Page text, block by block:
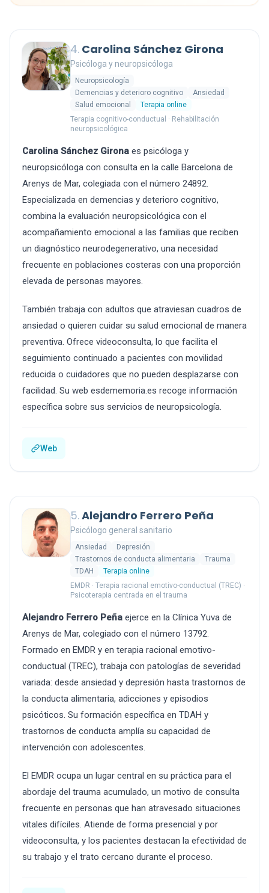
4. Carolina Sánchez Girona
Psicóloga y neuropsicóloga
Neuropsicología
Demencias y deterioro cognitivo
Ansiedad
Salud emocional
Terapia online
Terapia cognitivo-conductual · Rehabilitación
neuropsicológica
Carolina Sánchez Girona es psicóloga y
neuropsicóloga con consulta en la calle Barcelona de
Arenys de Mar, colegiada con el número 24892.
Especializada en demencias y deterioro cognitivo,
combina la evaluación neuropsicológica con el
acompañamiento emocional a las familias que reciben
un diagnóstico neurodegenerativo, una necesidad
frecuente en poblaciones costeras con una proporción
elevada de personas mayores.
También trabaja con adultos que atraviesan cuadros de
ansiedad o quieren cuidar su salud emocional de manera
preventiva. Ofrece videoconsulta, lo que facilita el
seguimiento continuado a pacientes con movilidad
reducida o cuidadores que no pueden desplazarse con
facilidad. Su web esdememoria.es recoge información
específica sobre sus servicios de neuropsicología.
Web
5.Alejandro Ferrero Peña
Psicólogo general sanitario
Ansiedad
Depresión
Trastornos de conducta alimentaria
Trauma
TDAH
Terapia online
EMDR · Terapia racional emotivo-conductual (TREC) ·
Psicoterapia centrada en el trauma
Alejandro Ferrero Peña ejerce en la Clínica Yuva de
Arenys de Mar, colegiado con el número 13792.
Formado en EMDR y en terapia racional emotivo-
conductual (TREC), trabaja con patologías de severidad
variada: desde ansiedad y depresión hasta trastornos de
la conducta alimentaria, adicciones y episodios
psicóticos. Su formación específica en TDAH y
trastornos de conducta amplía su capacidad de
intervención con adolescentes.
El EMDR ocupa un lugar central en su práctica para el
abordaje del trauma acumulado, un motivo de consulta
frecuente en personas que han atravesado situaciones
vitales difíciles. Atiende de forma presencial y por
videoconsulta, y los pacientes destacan la efectividad de
su trabajo y el trato cercano durante el proceso.